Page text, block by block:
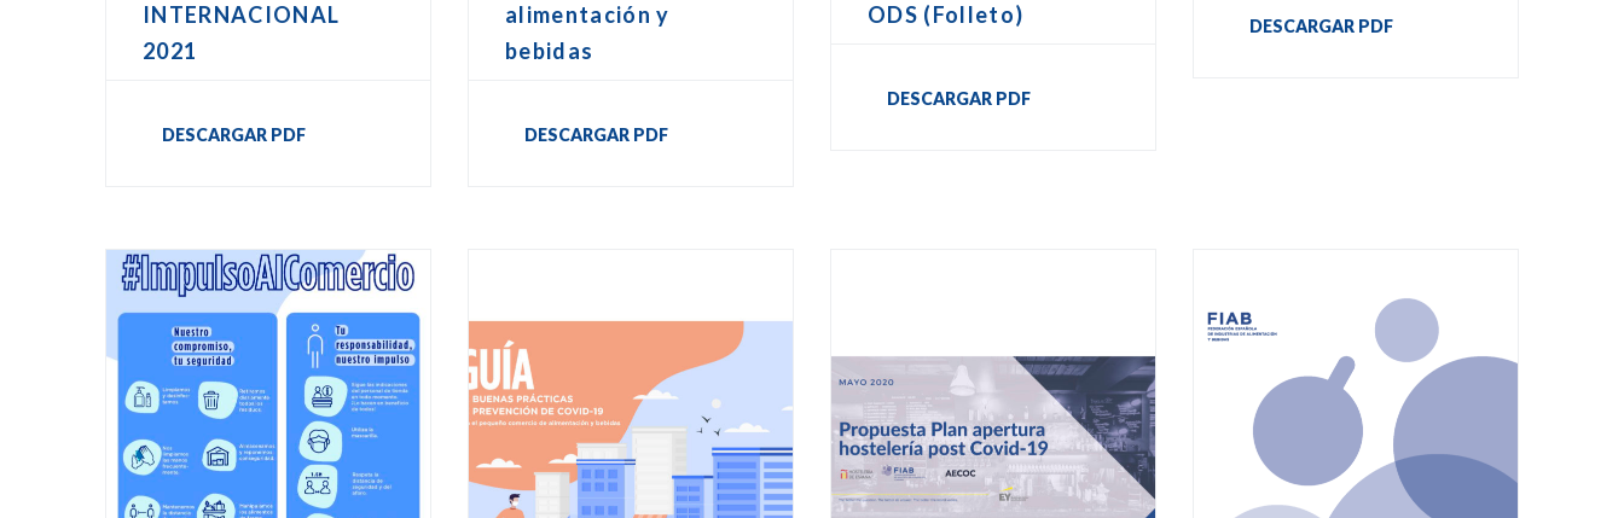
INTERNACIONAL
2021
DESCARGAR PDF
alimentación y
bebidas
DESCARGAR PDF
ODS (Folleto)
DESCARGAR PDF
DESCARGAR PDF